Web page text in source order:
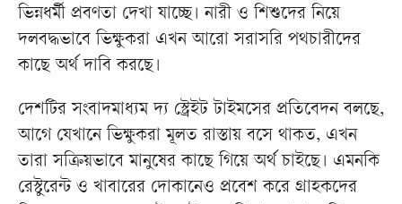
ভিন্নধর্মী প্রবণতা দেখা যাচ্ছে। নারী ও শিশুদের নিয়ে
দলবদ্ধভাবে ভিক্ষুকরা এখন আরো সরাসরি পথচারীদের
কাছে অর্থ দাবি করছে।
দেশটির সংবাদমাধ্যম দ্য স্ট্রেইট টাইমসের প্রতিবেদন বলছে,
আগে যেখানে ভিক্ষুকরা মূলত রাস্তায় বসে থাকত, এখন
তারা সক্রিয়ভাবে মানুষের কাছে গিয়ে অর্থ চাইছে। এমনকি
রেস্টুরেন্ট ও খাবারের দোকানেও প্রবেশ করে গ্রাহকদের